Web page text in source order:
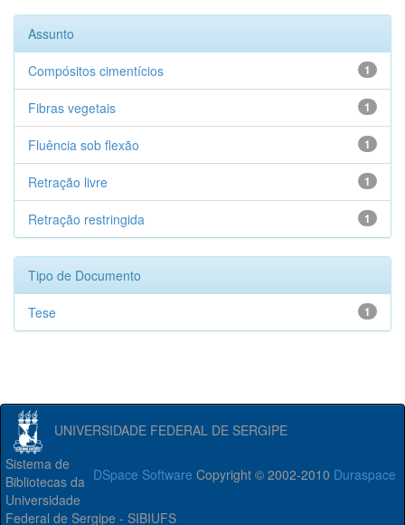
Assunto
1
Compósitos cimentícios
1
Fibras vegetais
1
Fluência sob flexão
1
Retração livre
1
Retração restringida
Tipo de Documento
1
Tese
UNIVERSIDADE FEDERAL DE SERGIPE
DSpace Software Copyright © 2002-2010 Duraspace
Sistema de
Bibliotecas da
Universidade
Federal de Sergipe - SIBIUFS